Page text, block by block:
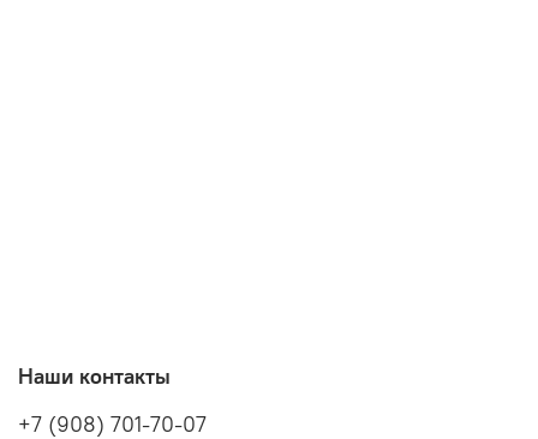
Наши контакты
+7 (908) 701-70-07